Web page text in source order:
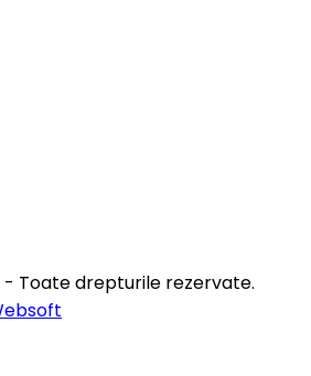
- Toate drepturile rezervate.